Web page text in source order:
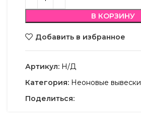
В КОРЗИНУ
Добавить в избранное
Артикул: Н/Д
Категория: Неоновые вывески
Поделиться: